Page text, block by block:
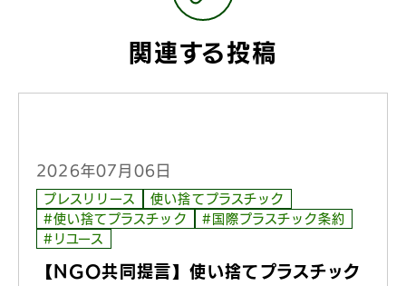
関連する投稿
2026年07月06日
プレスリリース
使い捨てプラスチック
#使い捨てプラスチック
#国際プラスチック条約
#リユース
【NGO共同提言】使い捨てプラスチック